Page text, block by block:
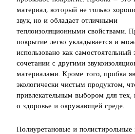
материал, который не только
звук, но и обладает отличными
теплоизоляционными свойствами.
покрытие легко укладывается и
использовано как самостоятельный
сочетании с другими
материалами. Кроме того, пробка
экологически чистым продуктом,
привлекательным выбором для тех,
о здоровье и окружающей среде.
Полиуретановые и полистирольные